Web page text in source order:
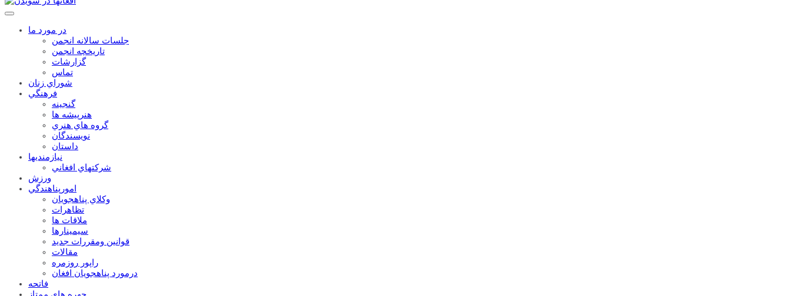
در مورد ما
جلسات سالانه انجمن
تاریخچه انجمن
گزارشات
تماس
شوراي زنان
فرهنگي
گنجينه
هنرپيشه ها
گروه هاي هنري
نويسندگان
داستان
نيازمنديها
شرکتهاي افغاني
ورزش
امورپناهندگي
وکلاي پناهجويان
تظاهرات
ملاقات ها
سيمينارها
قوانين ومقررات جديد
مقالات
راپور روزمره
درمورد پناهجويان افغان
فاتحه